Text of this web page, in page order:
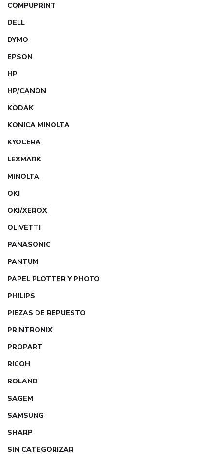
COMPUPRINT
DELL
DYMO
EPSON
HP
HP/CANON
KODAK
KONICA MINOLTA
KYOCERA
LEXMARK
MINOLTA
OKI
OKI/XEROX
OLIVETTI
PANASONIC
PANTUM
PAPEL PLOTTER Y PHOTO
PHILIPS
PIEZAS DE REPUESTO
PRINTRONIX
PROPART
RICOH
ROLAND
SAGEM
SAMSUNG
SHARP
SIN CATEGORIZAR